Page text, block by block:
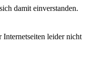
damit einverstanden.
leider nicht